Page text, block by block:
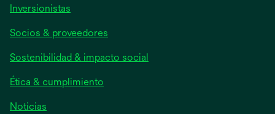
Inversionistas
en
una
pestaña
nueva
Socios & proveedores
Sostenibilidad & impacto social
Ética & cumplimiento
Noticias